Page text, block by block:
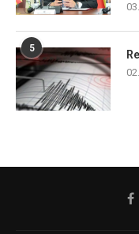
5